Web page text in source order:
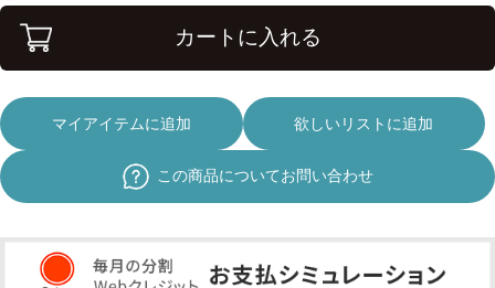
カートに入れる
マイアイテムに追加 欲しいリストに追加
この商品についてお問い合わせ